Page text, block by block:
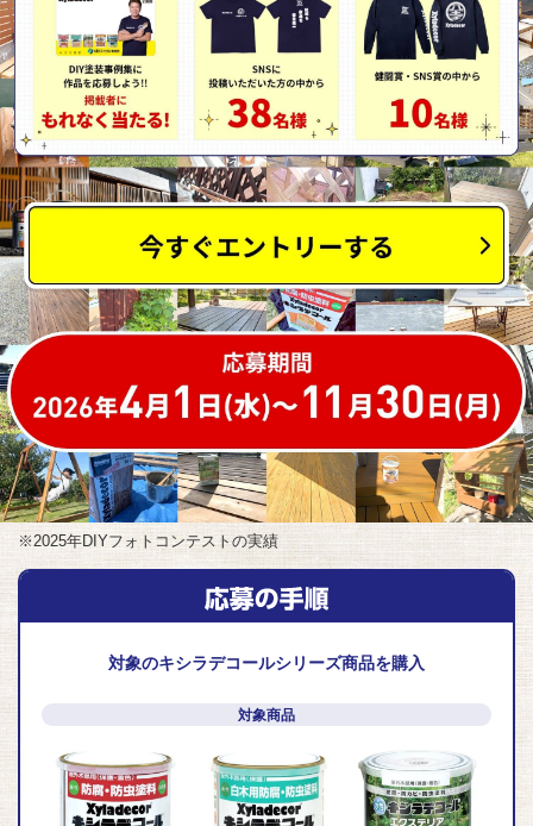
※2025年DIYフォトコンテストの実績
対象のキシラデコールシリーズ商品を購入
対象商品